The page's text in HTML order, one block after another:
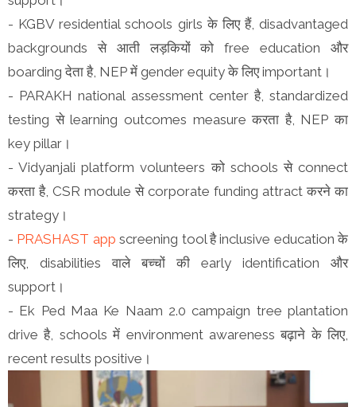
- KGBV residential schools girls के लिए हैं, disadvantaged
backgrounds से आती लड़कियों को free education और
boarding देता है, NEP में gender equity के लिए important।
- PARAKH national assessment center है, standardized
testing से learning outcomes measure करता है, NEP का
key pillar।
- Vidyanjali platform volunteers को schools से connect
करता है, CSR module से corporate funding attract करने का
strategy।
- PRASHAST app screening tool है inclusive education के
लिए, disabilities वाले बच्चों की early identification और
support।
- Ek Ped Maa Ke Naam 2.0 campaign tree plantation
drive है, schools में environment awareness बढ़ाने के लिए,
recent results positive।